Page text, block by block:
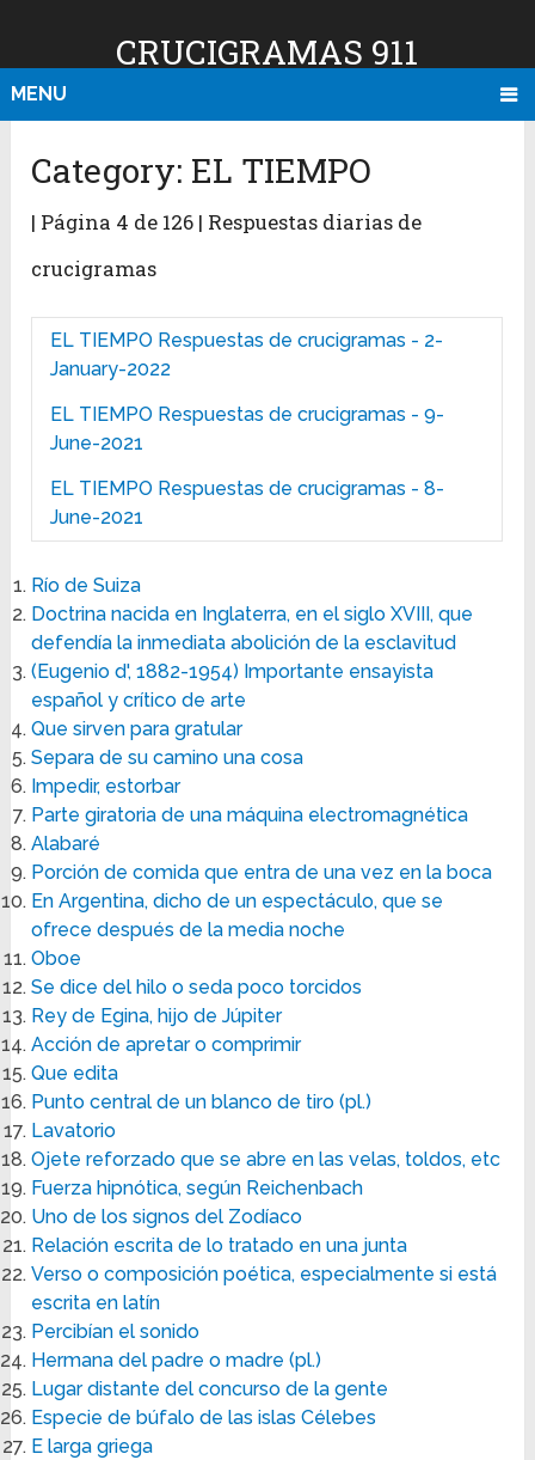
CRUCIGRAMAS 911
MENU
Category: EL TIEMPO
| Página 4 de 126 | Respuestas diarias de
crucigramas
EL TIEMPO Respuestas de crucigramas - 2-
January-2022
EL TIEMPO Respuestas de crucigramas - 9-
June-2021
EL TIEMPO Respuestas de crucigramas - 8-
June-2021
Río de Suiza
Doctrina nacida en Inglaterra, en el siglo XVIII, que
defendía la inmediata abolición de la esclavitud
(Eugenio d', 1882-1954) Importante ensayista
español y crítico de arte
Que sirven para gratular
Separa de su camino una cosa
Impedir, estorbar
Parte giratoria de una máquina electromagnética
Alabaré
Porción de comida que entra de una vez en la boca
En Argentina, dicho de un espectáculo, que se
ofrece después de la media noche
Oboe
Se dice del hilo o seda poco torcidos
Rey de Egina, hijo de Júpiter
Acción de apretar o comprimir
Que edita
Punto central de un blanco de tiro (pl.)
Lavatorio
Ojete reforzado que se abre en las velas, toldos, etc
Fuerza hipnótica, según Reichenbach
Uno de los signos del Zodíaco
Relación escrita de lo tratado en una junta
Verso o composición poética, especialmente si está
escrita en latín
Percibían el sonido
Hermana del padre o madre (pl.)
Lugar distante del concurso de la gente
Especie de búfalo de las islas Célebes
E larga griega